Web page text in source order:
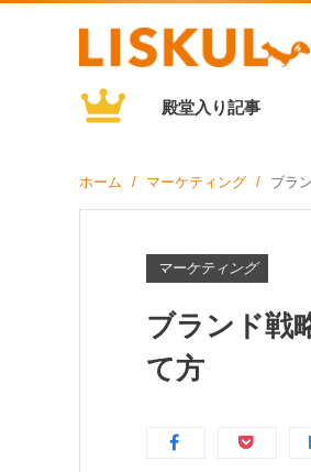
殿堂入り記事
ホーム マーケティング ブラ
マーケティング
ブランド戦
て方